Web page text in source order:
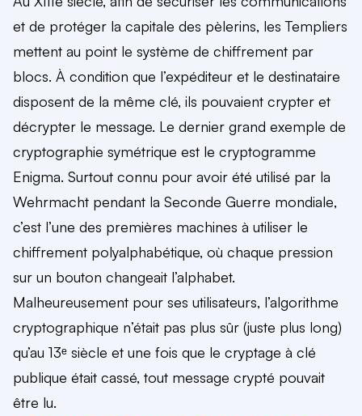
et de protéger la capitale des pèlerins, les Templiers
mettent au point le système de chiffrement par
blocs. À condition que l’expéditeur et le destinataire
disposent de la même clé, ils pouvaient crypter et
décrypter le message. Le dernier grand exemple de
cryptographie symétrique est le cryptogramme
Enigma. Surtout connu pour avoir été utilisé par la
Wehrmacht pendant la Seconde Guerre mondiale,
c’est l’une des premières machines à utiliser le
chiffrement polyalphabétique, où chaque pression
sur un bouton changeait l’alphabet.
Malheureusement pour ses utilisateurs, l’algorithme
cryptographique n’était pas plus sûr (juste plus long)
qu’au 13ᵉ siècle et une fois que le cryptage à clé
publique était cassé, tout message crypté pouvait
être lu.